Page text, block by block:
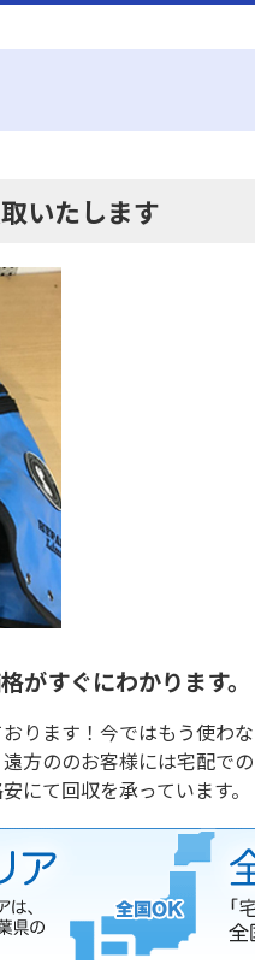
いたします
がすぐにわかります。
ります！今ではもう使わ
方ののお客様には宅配で
にて回収を承っています。